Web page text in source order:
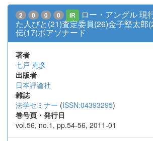
2 0 0 0 IR
ロー・アングル 現
た人びと(21)査定委員(26)金子堅太郎
伝(17)ボアソナード
著者
七戸 克彦
出版者
日本評論社
雑誌
法学セミナー (ISSN:04393295)
巻号頁・発行日
vol.56, no.1, pp.54-56, 2011-01